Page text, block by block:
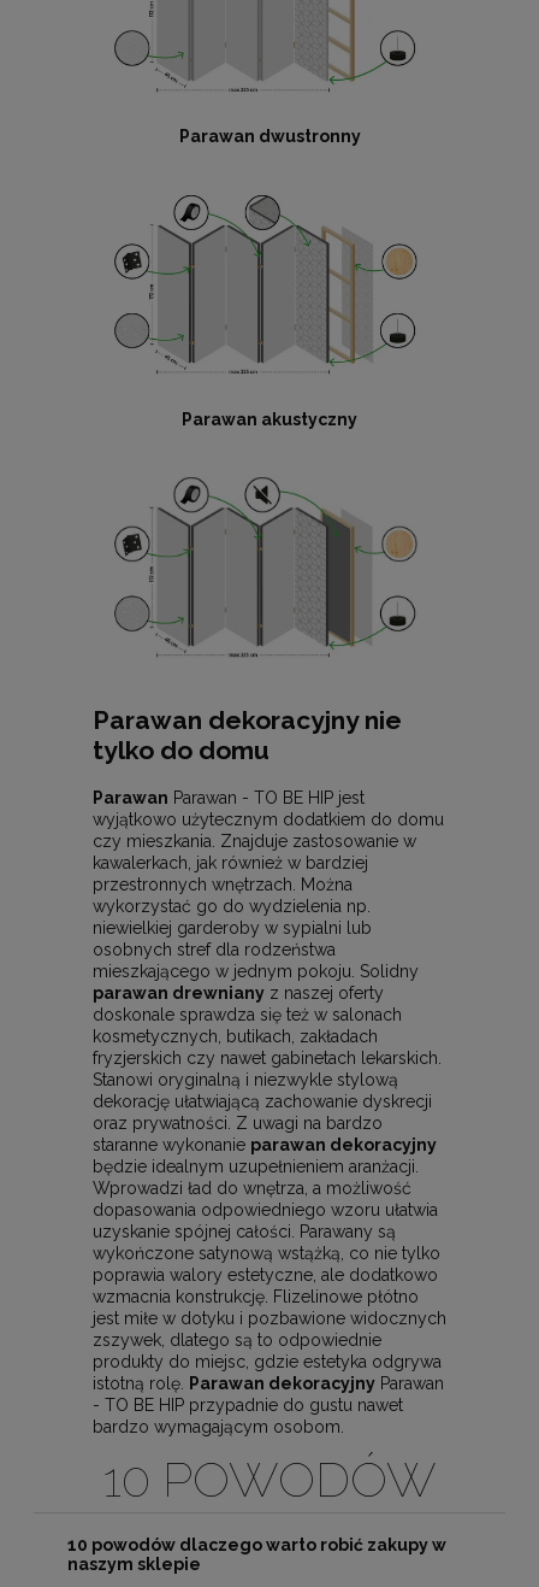
Parawan dwustronny
Parawan akustyczny
Parawan dekoracyjny nie
tylko do domu
Parawan Parawan - TO BE HIP jest
wyjątkowo użytecznym dodatkiem do domu
czy mieszkania. Znajduje zastosowanie w
kawalerkach, jak również w bardziej
przestronnych wnętrzach. Można
wykorzystać go do wydzielenia np.
niewielkiej garderoby w sypialni lub
osobnych stref dla rodzeństwa
mieszkającego w jednym pokoju. Solidny
parawan drewniany z naszej oferty
doskonale sprawdza się też w salonach
kosmetycznych, butikach, zakładach
fryzjerskich czy nawet gabinetach lekarskich.
Stanowi oryginalną i niezwykle stylową
dekorację ułatwiającą zachowanie dyskrecji
oraz prywatności. Z uwagi na bardzo
staranne wykonanie parawan dekoracyjny
będzie idealnym uzupełnieniem aranżacji.
Wprowadzi ład do wnętrza, a możliwość
dopasowania odpowiedniego wzoru ułatwia
uzyskanie spójnej całości. Parawany są
wykończone satynową wstążką, co nie tylko
poprawia walory estetyczne, ale dodatkowo
wzmacnia konstrukcję. Flizelinowe płótno
jest miłe w dotyku i pozbawione widocznych
zszywek, dlatego są to odpowiednie
produkty do miejsc, gdzie estetyka odgrywa
istotną rolę. Parawan dekoracyjny Parawan
- TO BE HIP przypadnie do gustu nawet
bardzo wymagającym osobom.
10 POWODÓW
10 powodów dlaczego warto robić zakupy w
naszym sklepie